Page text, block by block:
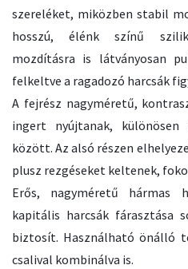
szereléket, miközben stabil
hosszú, élénk színű
mozdításra is látványosan
felkeltve a ragadozó harcsák
A fejrész nagyméretű,
ingert nyújtanak, különösen
között. Az alsó részen
plusz rezgéseket keltenek,
Erős, nagyméretű hármas
kapitális harcsák fárasztása
biztosít. Használható önálló
csalival kombinálva is.